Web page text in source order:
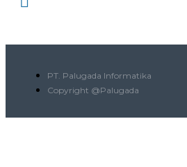
PT. Palugada Informatika
Copyright @Palugada